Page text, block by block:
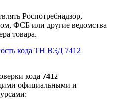
Роспотребнадзор,
ФСБ или другие ведомства
товара.
кода ТН ВЭД 7412
кода 7412
официальными и